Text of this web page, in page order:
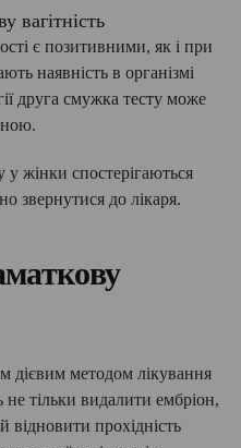
вагітність
є позитивними, як і при
наявність в організмі
друга смужка тесту може
жінки спостерігаються
звернутися до лікаря.
дієвим методом лікування
не тільки видалити ембріон,
відновити прохідність